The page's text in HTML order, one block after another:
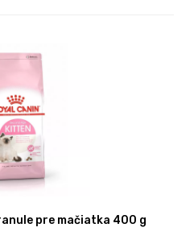
pre mačiatka 400 g